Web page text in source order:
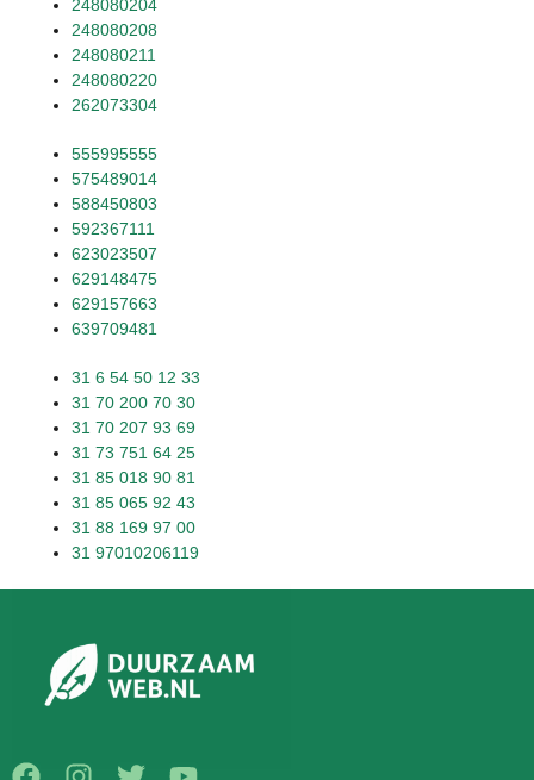
248080204
248080208
248080211
248080220
262073304
555995555
575489014
588450803
592367111
623023507
629148475
629157663
639709481
31 6 54 50 12 33
31 70 200 70 30
31 70 207 93 69
31 73 751 64 25
31 85 018 90 81
31 85 065 92 43
31 88 169 97 00
31 97010206119